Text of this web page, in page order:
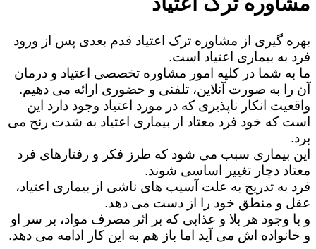
بهره گیری از مشاوره ترک اعتیاد قدم بعدی پس از ورود
فرد به بیماری اعتیاد است.
ما به شما در کلیه امور مشاوره تخصصی اعتیاد و درمان
آن را به صورت آنلاین، تلفنی و حضوری ارائه می دهیم.
واقعیت انکار ناپذیری که در مورد اعتیاد وجود دارد این
است که خود فرد معتاد از بیماری اعتیاد به شدت رنج می
برد.
این بیماری سبب می شود که طرز فکر و رفتارهای فرد
معتاد دچار تغییر اساسی شوند.
فرد به تدریج به علت آسیب های ناشی از بیماری اعتیاد،
عقل و منطق خود را از دست می دهد.
و با وجود هر بلا و عذابی که بر اثر مصرف مواد، بر سر او
و خانواده اش می آید اما باز هم به این کار ادامه می دهد.